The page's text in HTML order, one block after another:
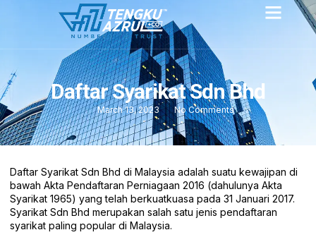
Daftar Syarikat Sdn Bhd
March 13, 2023 No Comments
Daftar Syarikat Sdn Bhd di Malaysia adalah suatu kewajipan di
bawah Akta Pendaftaran Perniagaan 2016 (dahulunya Akta
Syarikat 1965) yang telah berkuatkuasa pada 31 Januari 2017.
Syarikat Sdn Bhd merupakan salah satu jenis pendaftaran
syarikat paling popular di Malaysia.